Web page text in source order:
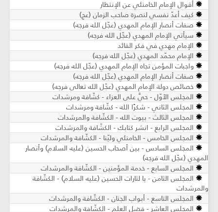
أقوال الإمام الخامنئي عن الإنتظار
كيف أعدّ نفسي لنصرة صاحب الزمان (عج)
صفات أنصار الإمام المهدي (عجّل الله فرجه)
سيأتي الإمام المهدي (عجّل الله فرجه)
الإمام مهدي في فكر القائد
الإمام محمّد المهدي (عجّل الله فرجه)
واجبات المؤمن تجاه الإمام المهدي (عجّل الله فرجه)
صفات أنصار الإمام المهدي (عجّل الله فرجه)
خصائص دولة الإمام المهدي (عجّل الله تعالى فرجه)
المجلس الأوّل - حيَّ على العزاء - كشّافة ومرشدات
المجلس الثاني - شكرًا الله - كشّافة ومرشدات
المجلس الثالث - بيوت الله - الكشّافة والمرشدات
المجلس الرابع - انشر كتابك - الكشّافة والمرشدات
المجلس الخامس - الخامنئي وليّنا - الكشّافة والمرشدات
المجلس السادس - بين أصحاب الحسين (عليه السلام) وأنصار
المهدي (عجّل الله فرجه)
المجلس السابع - خدمة المؤمنين - الكشّافة والمرشدات
المجلس الثامن - يا لثارات الحسين (عليه السلام) - الكشّافة
والمرشدات
المجلس التاسع - أبواب الجنان - الكشّافة والمرشدات
المجلس العاشر - فضل العلم - الكشّافة والمرشدات